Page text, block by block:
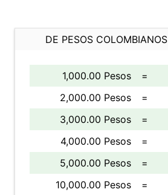
DE PESOS
1,000.00 Pesos =
2,000.00 Pesos
=
3,000.00 Pesos
=
4,000.00 Pesos
=
5,000.00 Pesos
=
10,000.00 Pesos
=